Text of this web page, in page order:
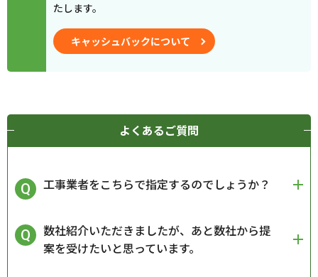
たします。
キャッシュバックについて
よくあるご質問
工事業者をこちらで指定するのでしょうか？
数社紹介いただきましたが、あと数社から提
案を受けたいと思っています。